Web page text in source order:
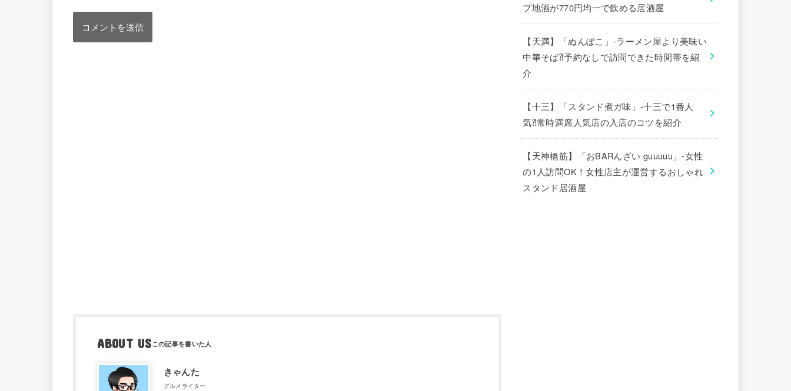
ABOUT US
きゃんた
グルメライター
プ地酒が770円均一で飲める居酒屋
【天満】「ぬんぽこ」-ラーメン屋より美味い
中華そば⁈予約なしで訪問できた時間帯を紹
介
【十三】「スタンド煮ガ味」-十三で1番人
気⁈常時満席人気店の入店のコツを紹介
【天神橋筋】「おBARんざい guuuuu」-女性
の1人訪問OK！女性店主が運営するおしゃれ
スタンド居酒屋